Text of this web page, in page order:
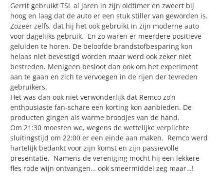
Gerrit gebruikt TSL al jaren in zijn oldtimer en zweert bij
hoog en laag dat de auto er een stuk stiller van geworden is.
Zozeer zelfs, dat hij het ook gebruikt in zijn moderne auto
voor dagelijks gebruik. En zo waren er meerdere positieve
geluiden te horen. De beloofde brandstofbesparing kon
helaas niet bevestigd worden maar werd ook zeker niet
bestreden. Menigeen besloot dan ook om het experiment
aan te gaan en zich te vervoegen in de rijen der tevreden
gebruikers.
Het was dan ook niet verwonderlijk dat Remco zo’n
enthousiaste fan-schare een korting kon aanbieden. De
producten gingen als warme broodjes van de hand.
Om 21:30 moesten we, wegens de wettelijke verplichte
sluitingstijd om 22:00 er een einde aan maken. Remco werd
hartelijk bedankt voor zijn komst en zijn passievolle
presentatie. Namens de vereniging mocht hij een lekkere
fles rode wijn ontvangen… ook smeermiddel zeg maar…!